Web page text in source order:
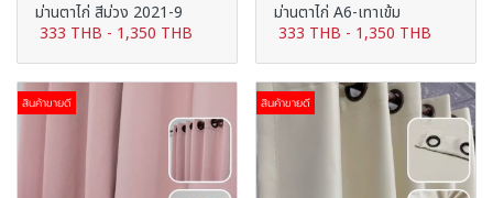
ม่านตาไก่ สีม่วง 2021-9
333 THB - 1,350 THB
ม่านตาไก่ A6-เทาเข้ม
333 THB - 1,350 THB
สินค้าขายดี สินค้าขายดี